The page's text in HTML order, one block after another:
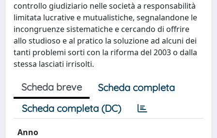
controllo giudiziario nelle società a responsabilità
limitata lucrative e mutualistiche, segnalandone le
incongruenze sistematiche e cercando di offrire
allo studioso e al pratico la soluzione ad alcuni dei
tanti problemi sorti con la riforma del 2003 o dalla
stessa lasciati irrisolti.
Scheda breve
Scheda completa
Scheda completa (DC)
Anno